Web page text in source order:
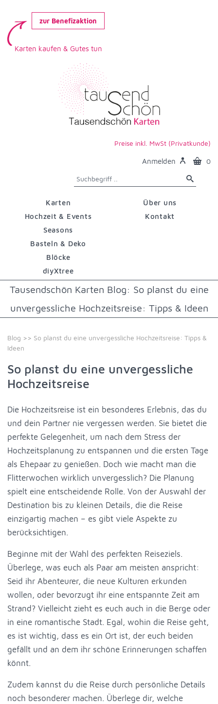
zur Benefizaktion
Karten kaufen & Gutes tun
Preise inkl. MwSt (Privatkunde)
Anmelden 0
Karten
Hochzeit & Events
Seasons
Basteln & Deko
Blöcke
diyXtree
Über uns
Kontakt
Tausendschön Karten Blog: So planst du eine
unvergessliche Hochzeitsreise: Tipps & Ideen
Blog >> So planst du eine unvergessliche Hochzeitsreise: Tipps &
Ideen
So planst du eine unvergessliche
Hochzeitsreise
Die Hochzeitsreise ist ein besonderes Erlebnis, das du
und dein Partner nie vergessen werden. Sie bietet die
perfekte Gelegenheit, um nach dem Stress der
Hochzeitsplanung zu entspannen und die ersten Tage
als Ehepaar zu genießen. Doch wie macht man die
Flitterwochen wirklich unvergesslich? Die Planung
spielt eine entscheidende Rolle. Von der Auswahl der
Destination bis zu kleinen Details, die die Reise
einzigartig machen – es gibt viele Aspekte zu
berücksichtigen.
Beginne mit der Wahl des perfekten Reiseziels.
Überlege, was euch als Paar am meisten anspricht:
Seid ihr Abenteurer, die neue Kulturen erkunden
wollen, oder bevorzugt ihr eine entspannte Zeit am
Strand? Vielleicht zieht es euch auch in die Berge oder
in eine romantische Stadt. Egal, wohin die Reise geht,
es ist wichtig, dass es ein Ort ist, der euch beiden
gefällt und an dem ihr schöne Erinnerungen schaffen
könnt.
Zudem kannst du die Reise durch persönliche Details
noch besonderer machen. Überlege dir, welche